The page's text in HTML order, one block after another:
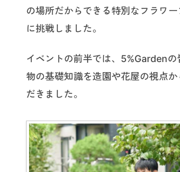
の場所だからできる特別なフラワー
に挑戦しました。
イベントの前半では、5%Gardenの
物の基礎知識を造園や花屋の視点
だきました。